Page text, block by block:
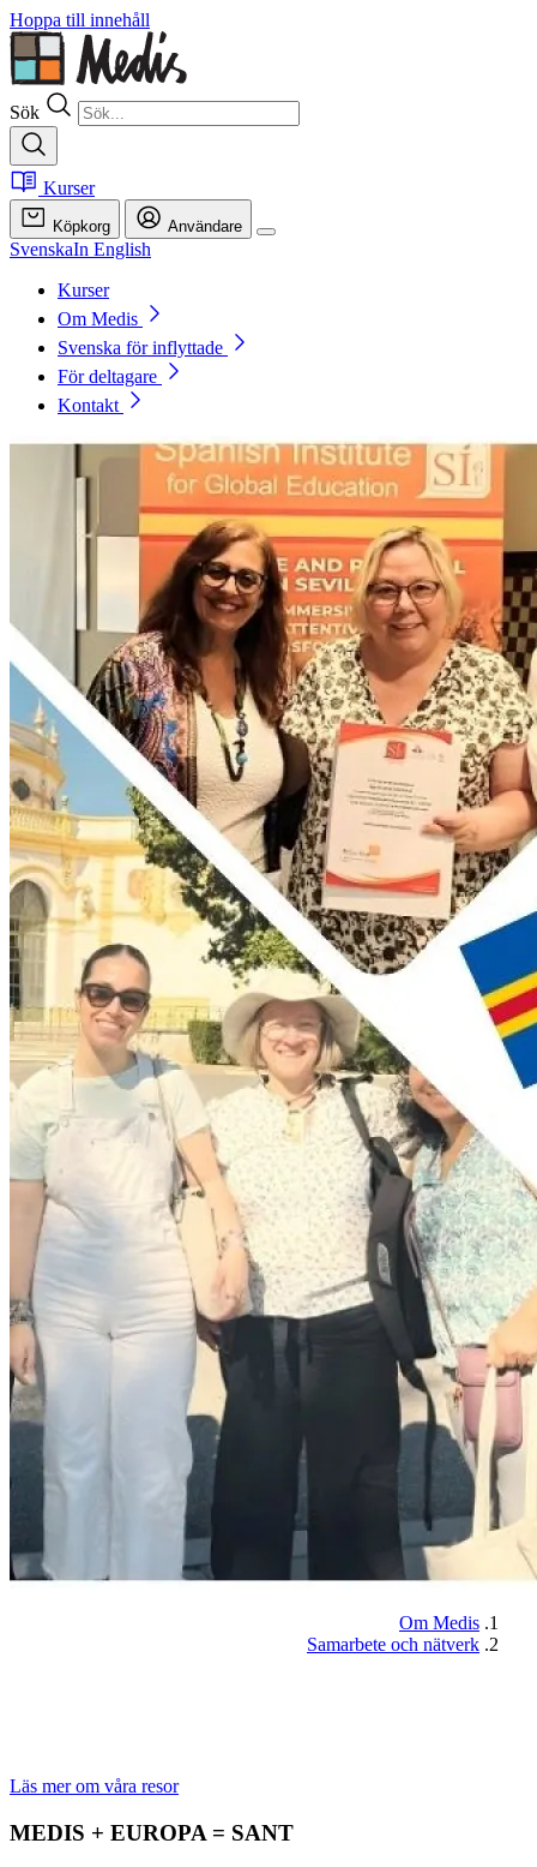
Hoppa till innehåll
Sök
Kurser
Köpkorg Användare
SvenskaIn English
Kurser
Om Medis
Svenska för inflyttade
För deltagare
Kontakt
Om Medis
Samarbete och nätverk
Läs mer om våra resor
MEDIS + EUROPA = SANT